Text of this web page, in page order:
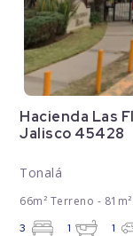
Hacienda Las
Jalisco 45428
Tonalá
66m² Terreno -
3 1 1